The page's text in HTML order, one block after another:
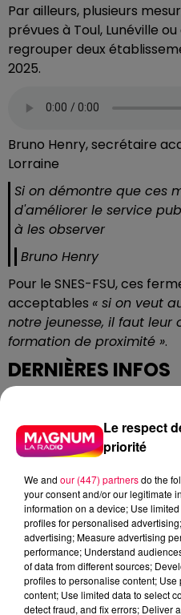
Par ailleurs, plusieurs
prévues à Toul, Lunéville
regrouper deux
2025.
Bruno Henry, secrétaire
Lorraine
Si on démontre que ces
d'améliorer le service
à les observer
Bruno Henry
Pour le SNES-FSU, ces
acceptables « si on veut
notre jeunesse, il faut leur
formation de proximité ».
DERNIÈRES INFOS
Le respect
priorité
We and our (447) partnersdo the
your consent and/or our legitimate
information on a device; Use
profiles for personalised
advertising; Measure advertising
performance; Understand
of data from different sources;
profiles to personalise content;
content; Use limited data to select
detect fraud, and fix errors; Deliver